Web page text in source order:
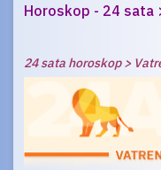
Horoskop - 24 sata
24 sata horoskop >